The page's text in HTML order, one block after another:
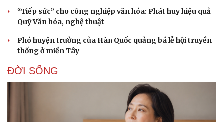
“Tiếp sức” cho công nghiệp văn hóa: Phát huy hiệu quả
Quỹ Văn hóa, nghệ thuật
Phó huyện trưởng của Hàn Quốc quảng bá lễ hội truyền
thống ở miền Tây
ĐỜI SỐNG